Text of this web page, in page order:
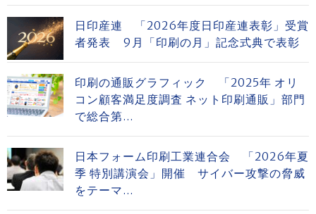
日印産連 「2026年度日印産連表彰」受賞
者発表 9月「印刷の月」記念式典で表彰
印刷の通販グラフィック 「2025年 オリ
コン顧客満足度調査 ネット印刷通販」部門
で総合第...
日本フォーム印刷工業連合会 「2026年夏
季 特別講演会」開催 サイバー攻撃の脅威
をテーマ...